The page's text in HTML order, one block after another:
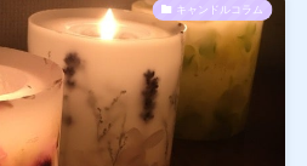
キャンドルコラム